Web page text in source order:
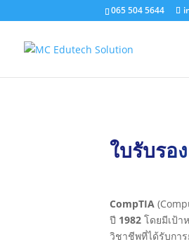
065 504 5644
ใบรับรอ
CompTIA
ปี 1982โดยมีเป้า
วิชาชีพที่ได้รับกา